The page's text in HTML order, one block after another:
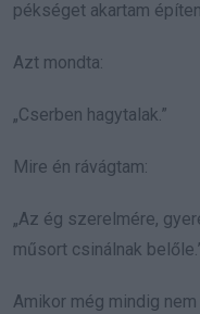
pékséget akartam
Azt mondta:
„Cserben hagytalak.”
Mire én rávágtam:
„Az ég szerelmére,
műsort csinálnak
Amikor még mindig